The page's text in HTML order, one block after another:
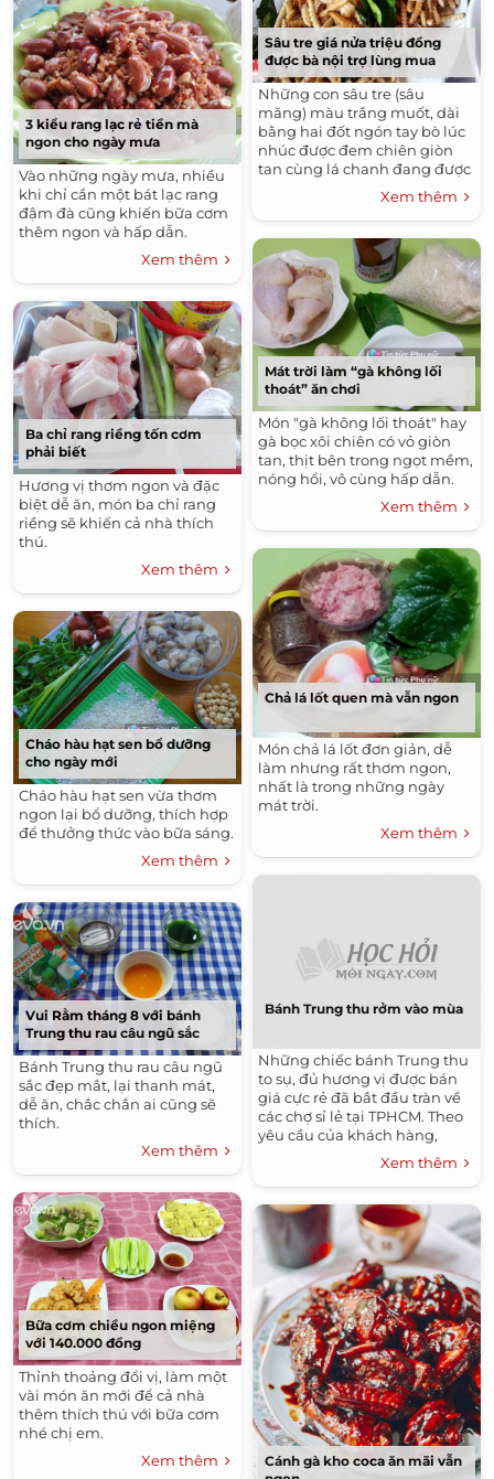
3 kiểu rang lạc rẻ tiền mà
ngon cho ngày mưa
Vào những ngày mưa, nhiều
khi chỉ cần một bát lạc rang
đậm đà cũng khiến bữa cơm
thêm ngon và hấp dẫn.
Xem thêm
Ba chỉ rang riềng tốn cơm
phải biết
Hương vị thơm ngon và đặc
biệt dễ ăn, món ba chỉ rang
riềng sẽ khiến cả nhà thích
thú.
Xem thêm
Cháo hàu hạt sen bổ dưỡng
cho ngày mới
Cháo hàu hạt sen vừa thơm
ngon lại bổ dưỡng, thích hợp
để thưởng thức vào bữa sáng.
Xem thêm
Vui Rằm tháng 8 với bánh
Trung thu rau câu ngũ sắc
Bánh Trung thu rau câu ngũ
sắc đẹp mắt, lại thanh mát,
dễ ăn, chắc chắn ai cũng sẽ
thích.
Xem thêm
Bữa cơm chiều ngon miệng
với 140.000 đồng
Thỉnh thoảng đổi vị, làm một
vài món ăn mới để cả nhà
thêm thích thú với bữa cơm
nhé chị em.
Xem thêm
Sâu tre giá nửa triệu đồng
được bà nội trợ lùng mua
Những con sâu tre (sâu
măng) màu trắng muốt, dài
bằng hai đốt ngón tay bò lúc
nhúc được đem chiên giòn
tan cùng lá chanh đang được
nhiều bà nội trợ săn lùng dù
giá lên tới nửa triệu/kg.
Xem thêm
Mát trời làm “gà không lối
thoát” ăn chơi
Món "gà không lối thoát" hay
gà bọc xôi chiên có vỏ giòn
tan, thịt bên trong ngọt mềm,
nóng hổi, vô cùng hấp dẫn.
Xem thêm
Chả lá lốt quen mà vẫn ngon
Món chả lá lốt đơn giản, dễ
làm nhưng rất thơm ngon,
nhất là trong những ngày
mát trời.
Xem thêm
Bánh Trung thu rởm vào mùa
Những chiếc bánh Trung thu
to sụ, đủ hương vị được bán
giá cực rẻ đã bắt đầu tràn về
các chợ sỉ lẻ tại TPHCM. Theo
yêu cầu của khách hàng,
những chiếc bánh muốn “lên
đời” thương hiệu, nhãn mác
loại gì cũng có.
Xem thêm
Cánh gà kho coca ăn mãi vẫn